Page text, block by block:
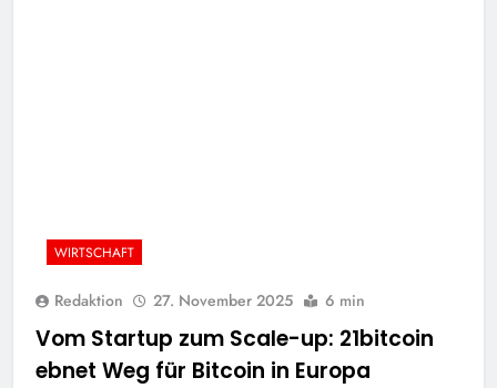
WIRTSCHAFT
Redaktion 27. November 2025 6 min
Vom Startup zum Scale-up: 21bitcoin
ebnet Weg für Bitcoin in Europa